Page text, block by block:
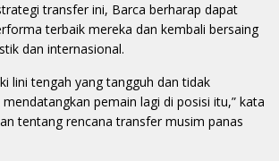
transfer ini, Barca berharap dapat
terbaik mereka dan kembali bersaing
dan internasional.
lini tengah yang tangguh dan tidak
pemain lagi di posisi itu,” kata
tentang rencana transfer musim panas